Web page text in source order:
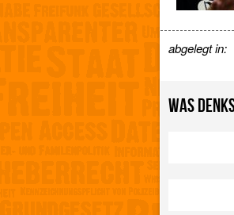
abgelegt in:
WAS